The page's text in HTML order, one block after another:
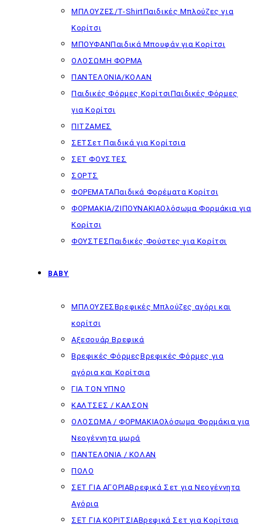
ΜΠΛΟΥΖΕΣ/T-ShirtΠαιδικές Μπλούζες για
Κορίτσι
ΜΠΟΥΦΑΝΠαιδικά Μπουφάν για Κορίτσι
ΟΛΟΣΩΜΗ ΦΟΡΜΑ
ΠΑΝΤΕΛΟΝΙΑ/ΚΟΛΑΝ
Παιδικές Φόρμες ΚορίτσιΠαιδικές Φόρμες
για Κορίτσι
ΠΙΤΖΑΜΕΣ
ΣΕΤ Σετ Παιδικά για Κορίτσια
ΣΕΤ ΦΟΥΣΤΕΣ
ΣΟΡΤΣ
ΦΟΡΕΜΑΤΑΠαιδικά Φορέματα Κορίτσι
ΦΟΡΜΑΚΙΑ/ΖΙΠΟΥΝΑΚΙΑΟλόσωμα Φορμάκια για
Κορίτσι
ΦΟΥΣΤΕΣΠαιδικές Φούστες για Κορίτσι
BABY
ΜΠΛΟΥΖΕΣΒρεφικές Μπλούζες αγόρι και
κορίτσι
Αξεσουάρ Βρεφικά
Βρεφικές ΦόρμεςΒρεφικές Φόρμες για
αγόρια και Κορίτσια
ΓΙΑ ΤΟΝ ΥΠΝΟ
ΚΑΛΤΣΕΣ / ΚΑΛΣΟΝ
ΟΛΟΣΩΜΑ / ΦΟΡΜΑΚΙΑΟλόσωμα Φορμάκια για
Νεογέννητα μωρά
ΠΑΝΤΕΛΟΝΙΑ / ΚΟΛΑΝ
ΠΟΛΟ
ΣΕΤ ΓΙΑ ΑΓΟΡΙΑΒρεφικά Σετ για Νεογέννητα
Αγόρια
ΣΕΤ ΓΙΑ ΚΟΡΙΤΣΙΑΒρεφικά Σετ για Κορίτσια